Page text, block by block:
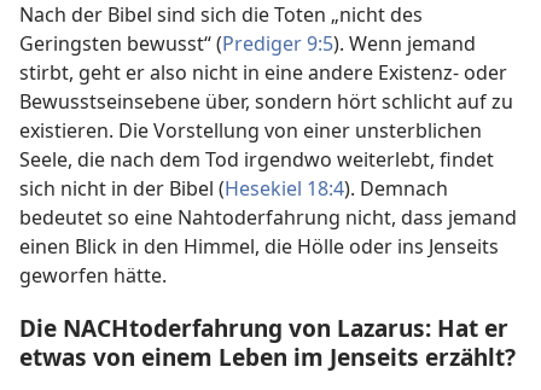
Nach der Bibel sind sich die Toten „nicht des
Geringsten bewusst“ (Prediger 9:5). Wenn jemand
stirbt, geht er also nicht in eine andere Existenz- oder
Bewusstseinsebene über, sondern hört schlicht auf zu
existieren. Die Vorstellung von einer unsterblichen
Seele, die nach dem Tod irgendwo weiterlebt, findet
sich nicht in der Bibel (Hesekiel 18:4). Demnach
bedeutet so eine Nahtoderfahrung nicht, dass jemand
einen Blick in den Himmel, die Hölle oder ins Jenseits
geworfen hätte.
Die NACHtoderfahrung von Lazarus: Hat er
etwas von einem Leben im Jenseits erzählt?